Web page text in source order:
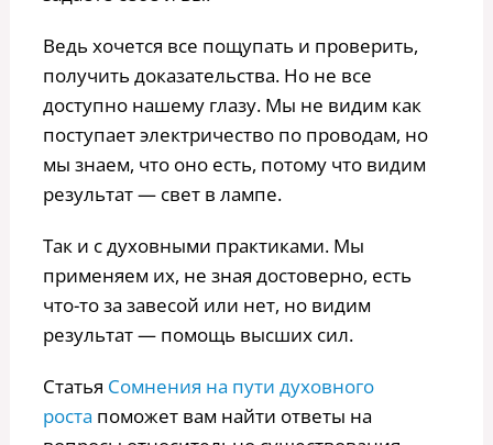
Ведь хочется все пощупать и проверить,
получить доказательства. Но не все
доступно нашему глазу. Мы не видим как
поступает электричество по проводам, но
мы знаем, что оно есть, потому что видим
результат — свет в лампе.
Так и с духовными практиками. Мы
применяем их, не зная достоверно, есть
что-то за завесой или нет, но видим
результат — помощь высших сил.
Статья Сомнения на пути духовного
роста поможет вам найти ответы на